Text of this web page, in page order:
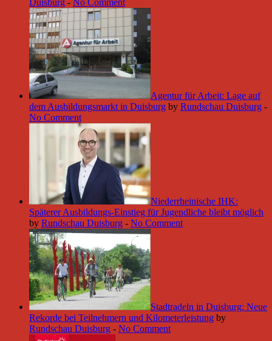
Agentur für Arbeit: Lage auf
dem Ausbildungsmarkt in Duisburg by Rundschau Duisburg -
No Comment
Niederrheinische IHK:
Späterer Ausbildungs-Einstieg für Jugendliche bleibt möglich
by Rundschau Duisburg - No Comment
Stadtradeln in Duisburg: Neue
Rekorde bei Teilnehmern und Kilometerleistung by
Rundschau Duisburg - No Comment